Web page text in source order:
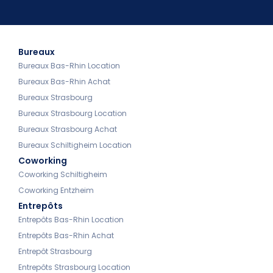
Bureaux
Bureaux Bas-Rhin Location
Bureaux Bas-Rhin Achat
Bureaux Strasbourg
Bureaux Strasbourg Location
Bureaux Strasbourg Achat
Bureaux Schiltigheim Location
Coworking
Coworking Schiltigheim
Coworking Entzheim
Entrepôts
Entrepôts Bas-Rhin Location
Entrepôts Bas-Rhin Achat
Entrepôt Strasbourg
Entrepôts Strasbourg Location